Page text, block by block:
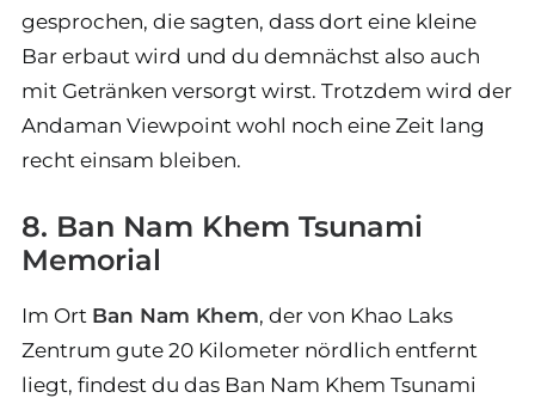
gesprochen, die sagten, dass dort eine kleine
Bar erbaut wird und du demnächst also auch
mit Getränken versorgt wirst. Trotzdem wird der
Andaman Viewpoint wohl noch eine Zeit lang
recht einsam bleiben.
8. Ban Nam Khem Tsunami
Memorial
Im Ort Ban Nam Khem, der von Khao Laks
Zentrum gute 20 Kilometer nördlich entfernt
liegt, findest du das Ban Nam Khem Tsunami